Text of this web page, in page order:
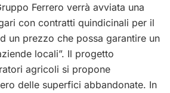
Ferrero verrà avviata una
con contratti quindicinali per il
un prezzo che possa garantire un
locali”. Il progetto
agricoli si propone
delle superfici abbandonate. In